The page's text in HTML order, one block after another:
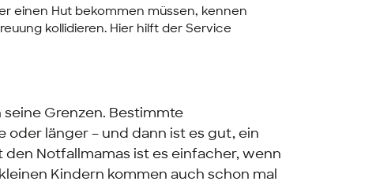
einen Hut bekommen müssen, kennen
kollidieren. Hier hilft der Service
Grenzen. Bestimmte
länger – und dann ist es gut, ein
Notfallmamas ist es einfacher, wenn
Kindern kommen auch schon mal